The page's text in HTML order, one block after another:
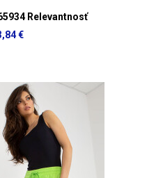
Relevantnosť
€